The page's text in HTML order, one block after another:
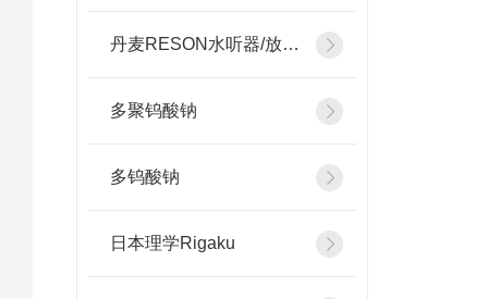
丹麦RESON水听器/放大器
多聚钨酸钠
多钨酸钠
日本理学Rigaku